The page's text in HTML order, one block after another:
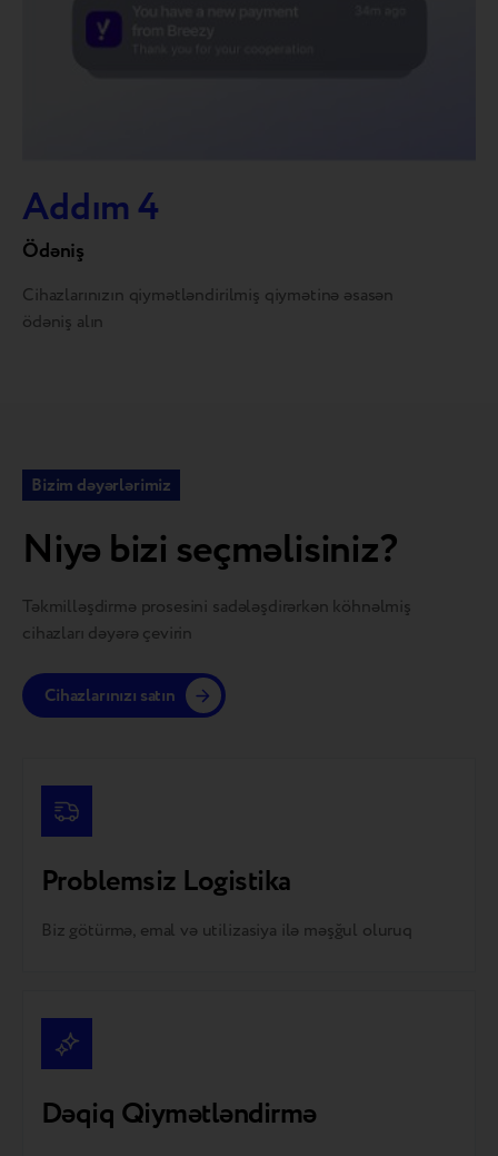
Addım 4
Ödəniş
Cihazlarınızın qiymətləndirilmiş qiymətinə əsasən
ödəniş alın
Bizim dəyərlərimiz
Niyə bizi seçməlisiniz?
Təkmilləşdirmə prosesini sadələşdirərkən köhnəlmiş
cihazları dəyərə çevirin
Cihazlarınızı satın
Problemsiz Logistika
Biz götürmə, emal və utilizasiya ilə məşğul oluruq
Dəqiq Qiymətləndirmə